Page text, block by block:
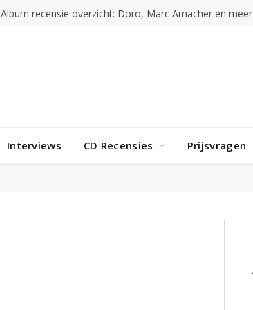
Album recensie overzicht: Doro, Marc Amacher en meer
Interviews CD Recensies Prijsvragen